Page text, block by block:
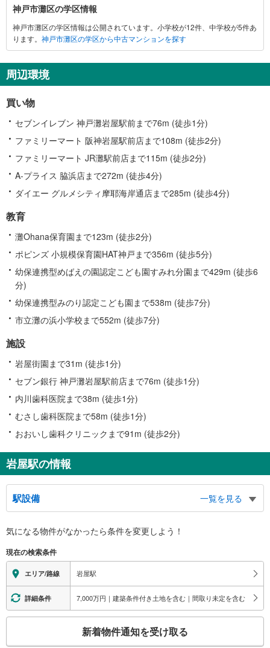
戸
市
灘
に
関
る
情
報
神戸市灘区の学区情報
神戸市灘区の学区情報は公開されています。小学校が12件、中学校が5件あ
ります。 神戸市灘区の学区から中古マンションを探す
周辺環境
買い物
セブンイレブン 神戸灘岩屋駅前まで76m (徒歩1分)
ファミリーマート 阪神岩屋駅前店まで108m (徒歩2分)
ファミリーマート JR灘駅前店まで115m (徒歩2分)
A-プライス 脇浜店まで272m (徒歩4分)
ダイエー グルメシティ摩耶海岸通店まで285m (徒歩4分)
教育
灘Ohana保育園まで123m (徒歩2分)
ポピンズ 小規模保育園HAT神戸まで356m (徒歩5分)
幼保連携型めばえの園認定こども園すみれ分園まで429m (徒歩6
分)
幼保連携型みのり認定こども園まで538m (徒歩7分)
市立灘の浜小学校まで552m (徒歩7分)
施設
岩屋街園まで31m (徒歩1分)
セブン銀行 神戸灘岩屋駅前店まで76m (徒歩1分)
内川歯科医院まで38m (徒歩1分)
むさし歯科医院まで58m (徒歩1分)
おおいし歯科クリニックまで91m (徒歩2分)
岩屋駅の情報
駅設備
一覧を見る
※段差なしでの移動経路
地上⇔改札⇔ホーム：○
エレベータ
・各ホーム⇔改札
エスカレータ
・各ホーム⇔改札
気になる物件がなかったら条件を変更しよう！
現在の検索条件
エリア/路線 岩屋駅
詳細条件 7,000万円｜建築条件付き土地を含む｜間取り未定を含む
新着物件通知を受け取る